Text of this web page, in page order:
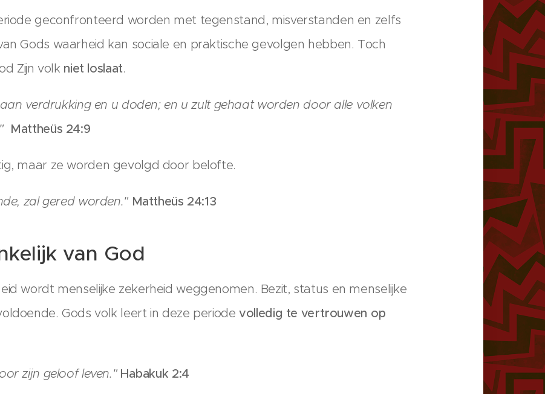
geconfronteerd worden met tegenstand, misverstanden en zelfs
Gods waarheid kan sociale en praktische gevolgen hebben. Toch
Zijn volk niet loslaat.
aan verdrukking en u doden; en u zult gehaat worden door alle volken
Mattheüs 24:9
maar ze worden gevolgd door belofte.
zal gered worden." Mattheüs 24:13
van God
wordt menselijke zekerheid weggenomen. Bezit, status en menselijke
Gods volk leert in deze periodevolledig te vertrouwen op
zijn geloof leven." Habakuk 2:4